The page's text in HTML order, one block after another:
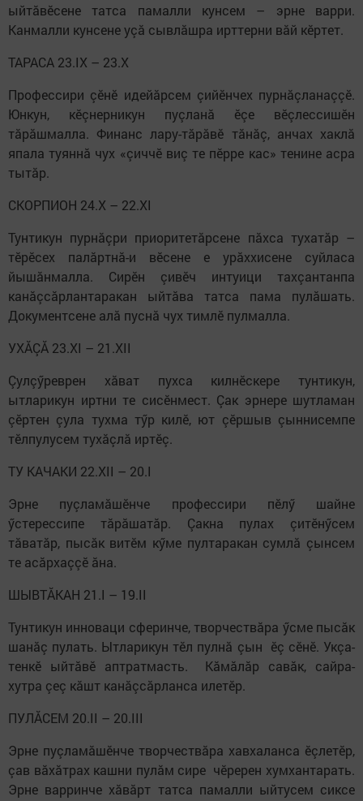
ыйтăвӗсене татса памалли кунсем – эрне варри.
Канмалли кунсене уçă сывлăшра ирттерни вăй кӗртет.
ТАРАСА 23.IX – 23.X
Профессири çӗнӗ идейăрсем çийӗнчех пурнăçланаççӗ.
Юнкун, кӗçнерникун пуçланă ӗçе вӗçлессишӗн
тăрăшмалла. Финанс лару-тăрăвӗ тăнăç, анчах хаклă
япала туяннă чух «çиччӗ виç те пӗрре кас» тенине асра
тытăр.
СКОРПИОН 24.X – 22.XI
Тунтикун пурнăçри приоритетăрсене пăхса тухатăр –
тӗрӗсех палăртнă-и вӗсене е урăххисене суйласа
йышăнмалла. Сирӗн çивӗч интуици тахçантанпа
канăçсăрлантаракан ыйтăва татса пама пулăшать.
Документсене алă пуснă чух тимлӗ пулмалла.
УХĂÇĂ 23.XI – 21.XII
Çулçӳреврен хăват пухса килнӗскере тунтикун,
ытларикун иртни те сисӗнмест. Çак эрнере шутламан
çӗртен çула тухма тӳр килӗ, ют çӗршыв çыннисемпе
тӗлпулусем тухăçлă иртӗç.
ТУ КАЧАКИ 22.XII – 20.I
Эрне пуçламăшӗнче профессири пӗлӳ шайне
ӳстерессипе тăрăшатăр. Çакна пулах çитӗнӳсем
тăватăр, пысăк витӗм кӳме пултаракан сумлă çынсем
те асăрхаççӗ ăна.
ШЫВТĂКАН 21.I – 19.II
Тунтикун инноваци сферинче, творчествăра ӳсме пысăк
шанăç пулать. Ытларикун тӗл пулнă çын ӗç сӗнӗ. Укçа-
тенкӗ ыйтăвӗ аптратмасть. Кăмăлăр савăк, сайра-
хутра çеç кăшт канăçсăрланса илетӗр.
ПУЛĂСЕМ 20.II – 20.III
Эрне пуçламăшӗнче творчествăра хавхаланса ӗçлетӗр,
çав вăхăтрах кашни пулăм сире чӗререн хумхантарать.
Эрне варринче хăвăрт татса памалли ыйтусем сиксе